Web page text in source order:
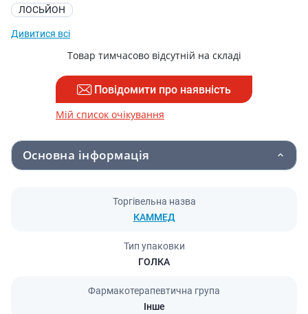
ЛОСЬЙОН
Дивитися всі
Товар тимчасово відсутній на складі
Повідомити про наявність
Мій список очікування
Основна інформація
Торгівельна назва
КАММЕД
Тип упаковки
ГОЛКА
Фармакотерапевтична група
Інше